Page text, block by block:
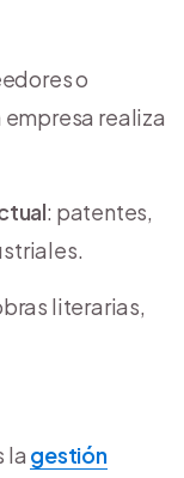
o
realiza
: patentes,
literarias,
la gestión